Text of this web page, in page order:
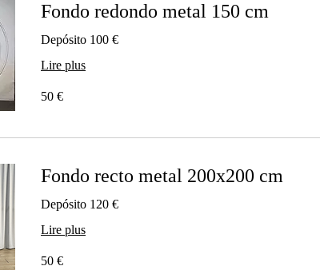
Fondo redondo metal 150 cm
Depósito 100 €
Lire plus
euros
50 €
Fondo recto metal 200x200 cm
Depósito 120 €
Lire plus
euros
50 €